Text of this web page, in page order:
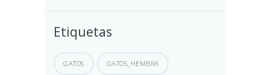
Etiquetas
GATOS GATOS_HEMBRA